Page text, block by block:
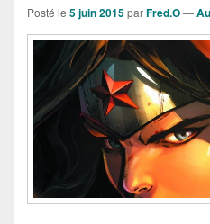
Posté le 5 juin 2015parFred.O—